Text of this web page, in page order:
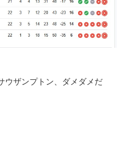
ウザンプトン、ダメダメだ